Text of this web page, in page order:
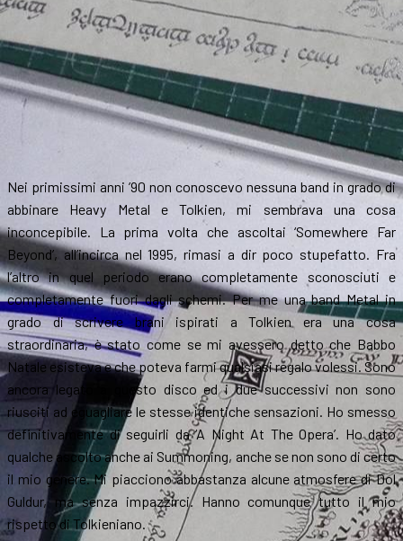
Nei primissimi anni ’90 non conoscevo nessuna band in grado di
abbinare Heavy Metal e Tolkien, mi sembrava una cosa
inconcepibile. La prima volta che ascoltai ‘Somewhere Far
Beyond’, all’incirca nel 1995, rimasi a dir poco stupefatto. Fra
l’altro in quel periodo erano completamente sconosciuti e
completamente fuori dagli schemi. Per me una band Metal in
grado di scrivere brani ispirati a Tolkien era una cosa
straordinaria, è stato come se mi avessero detto che Babbo
Natale esisteva e che poteva farmi qualsiasi regalo volessi. Sono
ancora legato a questo disco ed i due successivi non sono
riusciti ad eguagliare le stesse identiche sensazioni. Ho smesso
definitivamente di seguirli da ‘A Night At The Opera’. Ho dato
qualche ascolto anche ai Summoning, anche se non sono di certo
il mio genere. Mi piacciono abbastanza alcune atmosfere di Dol
Guldur, ma senza impazzirci. Hanno comunque tutto il mio
rispetto di Tolkieniano.